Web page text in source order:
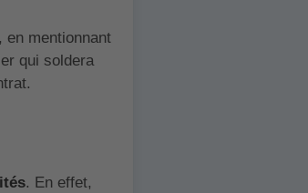
en mentionnant
qui soldera
. En effet,